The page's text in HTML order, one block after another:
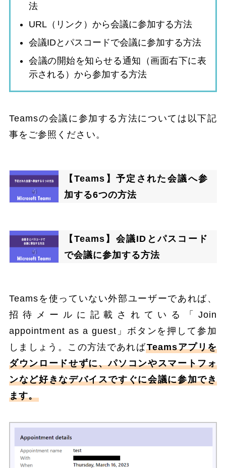
法
URL（リンク）から会議に参加する方法
会議IDとパスコードで会議に参加する方法
会議の開始を知らせる通知（画面右下に表
示される）から参加する方法
Teamsの会議に参加する方法については以下記
事をご参照ください。
【Teams】予定された会議へ参
加する6つの方法
【Teams】会議IDとパスコード
で会議に参加する方法
Teamsを使っていない外部ユーザーであれば、
招待メールに記載されている「Join
appointment as a guest」ボタンを押して参加
しましょう。この方法であればTeamsアプリを
ダウンロードせずに、パソコンやスマートフォ
ンなど好きなデバイスですぐに会議に参加でき
ます。